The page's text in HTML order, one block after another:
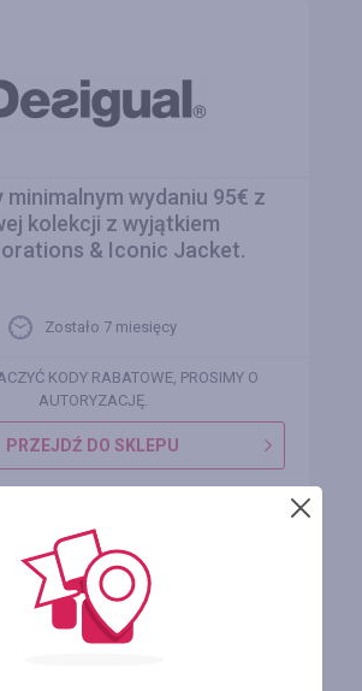
minimalnym wydaniu 95€ z
kolekcji z wyjątkiem
& Iconic Jacket.
Zostało 7 miesięcy
KODY RABATOWE, PROSIMY O
AUTORYZACJĘ.
PRZEJDŹ DO SKLEPU
SIĘ I OTRZYMUJ ZWROT
ZA ZAKUPY